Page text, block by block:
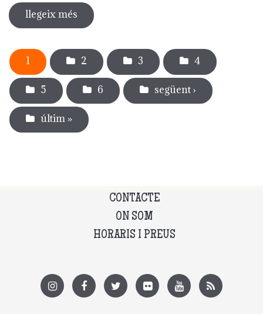
llegeix més sobre presentació del llibre "càntirs
bestials. zoomorfisme al càntir: de
Pàgines
1 2 3 4
5 6 següent ›
últim »
CONTACTE
ON SOM
HORARIS I PREUS